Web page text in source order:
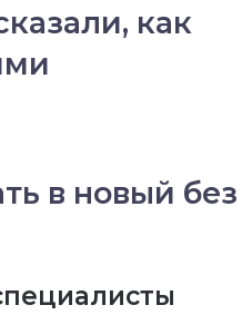
как
в новый без